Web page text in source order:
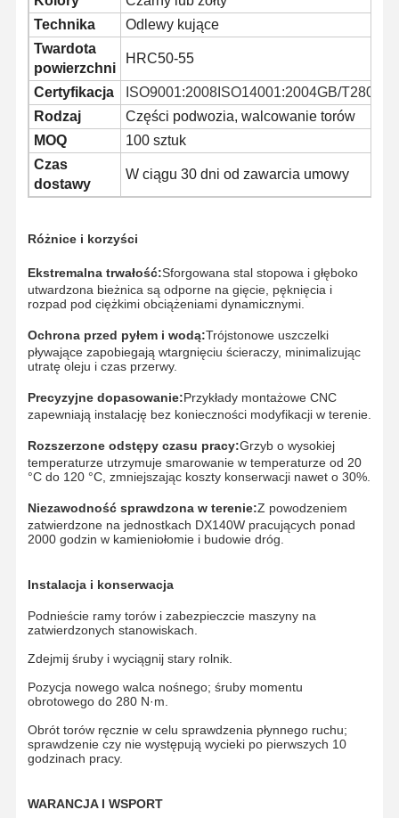
Dom Produkty Filmy Pokaz VR
O Nas
Wycieczka
Po Fabryce
Kontrola
Jakości
Aktualności
Przypadki
Wycenę
części podwozia
Rolka gąsienicowa
Włókno nośne
Przednie koło pasowe
Technika
Odlewy kujące
Twardota
powierzchni
HRC50-55
Certyfikacja
ISO9001:2008ISO14001:2004GB/
Rodzaj
Części podwozia, walcowanie torów
MOQ
100 sztuk
Czas
dostawy
W ciągu 30 dni od zawarcia umowy
Różnice i korzyści
Ekstremalna trwałość:Sforgowana stal stopowa i głęboko
utwardzona bieżnica są odporne na gięcie, pęknięcia i
rozpad pod ciężkimi obciążeniami dynamicznymi.
Ochrona przed pyłem i wodą:Trójstonowe uszczelki
pływające zapobiegają wtargnięciu ścieraczy, minimalizując
utratę oleju i czas przerwy.
Precyzyjne dopasowanie:Przykłady montażowe CNC
zapewniają instalację bez konieczności modyfikacji w terenie.
Rozszerzone odstępy czasu pracy:Grzyb o wysokiej
temperaturze utrzymuje smarowanie w temperaturze od 20
°C do 120 °C, zmniejszając koszty konserwacji nawet o 30%.
Niezawodność sprawdzona w terenie:Z powodzeniem
zatwierdzone na jednostkach DX140W pracujących ponad
2000 godzin w kamieniołomie i budowie dróg.
Instalacja i konserwacja
Podnieście ramy torów i zabezpieczcie maszyny na
zatwierdzonych stanowiskach.
Zdejmij śruby i wyciągnij stary rolnik.
Pozycja nowego walca nośnego; śruby momentu
obrotowego do 280 N·m.
Obrót torów ręcznie w celu sprawdzenia płynnego ruchu;
sprawdzenie czy nie występują wycieki po pierwszych 10
godzinach pracy.
WARANCJA I WSPORT